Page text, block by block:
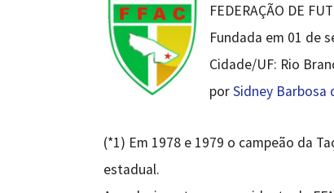
FEDERAÇÃO DE
Fundada em 01 de
Cidade/UF: Rio
porSidney Barbosa
(*1) Em 1978 e 1979 o campeão da
estadual.